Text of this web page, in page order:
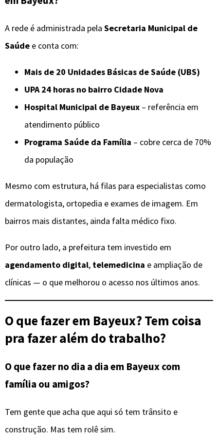
A rede é administrada pela Secretaria Municipal de
Saúde e conta com:
Mais de 20 Unidades Básicas de Saúde (UBS)
UPA 24 horas no bairro Cidade Nova
Hospital Municipal de Bayeux – referência em
atendimento público
Programa Saúde da Família – cobre cerca de 70%
da população
Mesmo com estrutura, há filas para especialistas como
dermatologista, ortopedia e exames de imagem. Em
bairros mais distantes, ainda falta médico fixo.
Por outro lado, a prefeitura tem investido em
agendamento digital, telemedicina e ampliação de
clínicas — o que melhorou o acesso nos últimos anos.
O que fazer em Bayeux? Tem coisa
pra fazer além do trabalho?
O que fazer no dia a dia em Bayeux com
família ou amigos?
Tem gente que acha que aqui só tem trânsito e
construção. Mas tem rolê sim.